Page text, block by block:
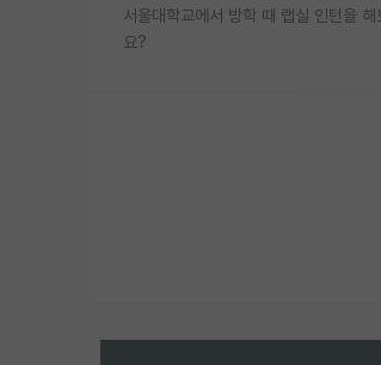
서울대학교에서 방학 때 랩실 인턴을
요?